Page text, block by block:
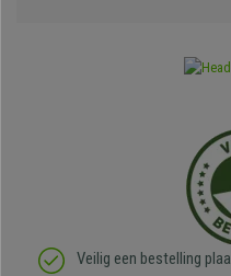
Veilig een bestelling